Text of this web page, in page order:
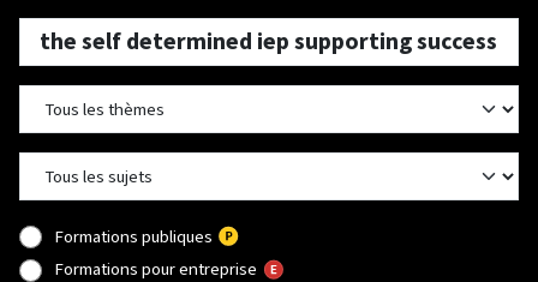
Formations publiques
Formations pour entreprise